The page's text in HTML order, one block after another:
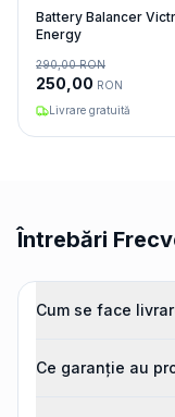
Battery Balancer
Energy
290,00RON
250,00 RON
Livrare gratuită
Întrebări
Cum se face
Ce garanție au